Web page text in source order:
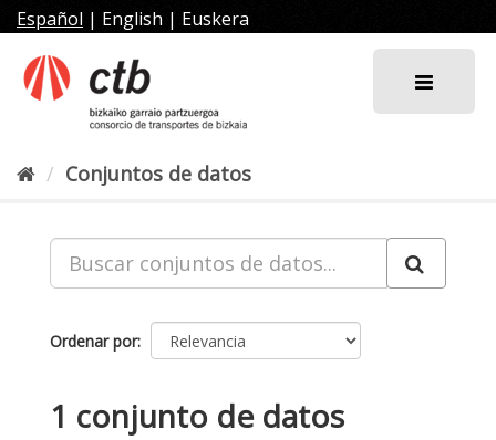
al
contenido
Español | English | Euskera
Conjuntos de datos
Ordenar por
1 conjunto de datos